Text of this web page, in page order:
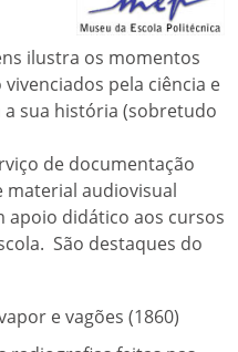
ilustra os momentos
pela ciência e
sua história (sobretudo
de documentação
audiovisual
apoio didático aos cursos
São destaques do
e vagões (1860)